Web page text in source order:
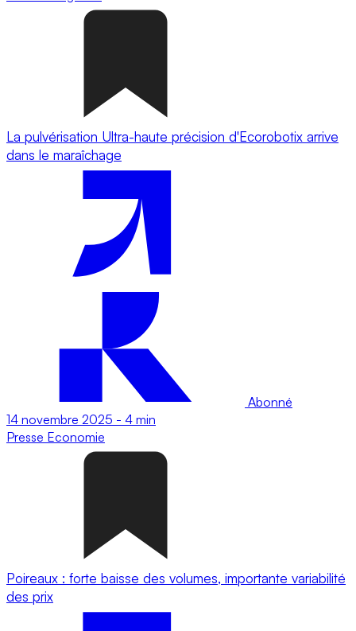
La pulvérisation Ultra-haute précision d'Ecorobotix arrive
dans le maraîchage
Abonné
14 novembre 2025 - 4 min
Presse Economie
Poireaux : forte baisse des volumes, importante variabilité
des prix